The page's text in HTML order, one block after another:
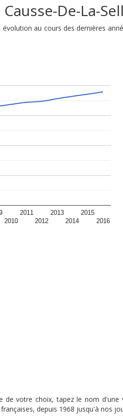
De-La-
au cours des dernières
2010
2011
2012
2013
2014
2015
2016
de votre choix, tapez le nom
depuis 1968 jusqu'à nos